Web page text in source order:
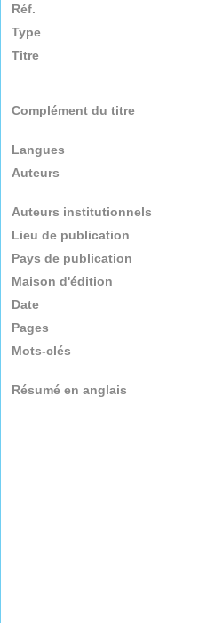
Réf.
Type
Titre
Complément du titre
Langues
Auteurs
Auteurs institutionnels
Lieu de publication
Pays de publication
Maison d'édition
Date
Pages
Mots-clés
Résumé en anglais